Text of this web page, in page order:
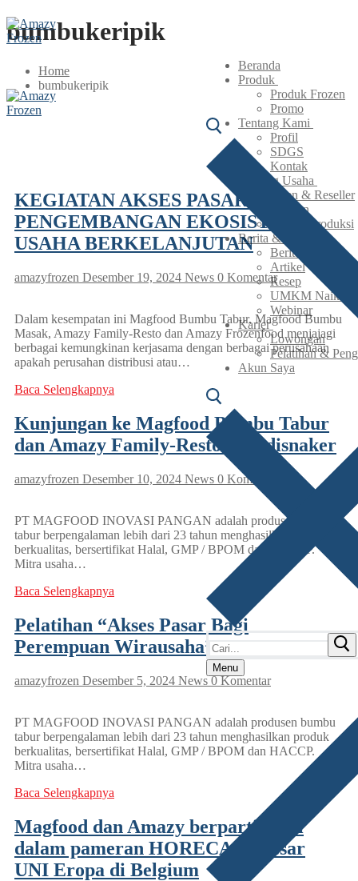
Lompat
ke
Menu
Tutup
Beranda
Produk
Produk Frozen
Promo
Tentang Kami
Profil
SDGS
Kontak
Peluang Usaha
Agen & Reseller
Maklon
Lisensi Produksi
Berita & Artikel
Berita
Artikel
Resep
UMKM Naik
Webinar
Karier
Lowongan
Pelatihan &
Akun Saya
Cari:
Menu
bumbukeripik
Home
bumbukeripik
KEGIATAN AKSES PASAR &
PENGEMBANGAN EKOSISTEM
USAHA BERKELANJUTAN
amazyfrozen Desember 19, 2024 News 0 Komentar
Dalam kesempatan ini Magfood Bumbu Tabur, Magfood Bumbu
Masak, Amazy Family-Resto dan Amazy Frozenfood menjajagi
berbagai kemungkinan kerjasama dengan berbagai perusahaan
apakah perusahan distribusi atau…
Baca Selengkapnya
Kunjungan ke Magfood Bumbu Tabur
dan Amazy Family-Resto dari disnaker
amazyfrozen Desember 10, 2024 News 0 Komentar
PT MAGFOOD INOVASI PANGAN adalah produsen bumbu
tabur berpengalaman lebih dari 23 tahun menghasilkan produk
berkualitas, bersertifikat Halal, GMP / BPOM dan HACCP.
Mitra usaha…
Baca Selengkapnya
Pelatihan “Akses Pasar Bagi
Perempuan Wirausaha”
amazyfrozen Desember 5, 2024 News0 Komentar
PT MAGFOOD INOVASI PANGAN adalah produsen bumbu
tabur berpengalaman lebih dari 23 tahun menghasilkan produk
berkualitas, bersertifikat Halal, GMP / BPOM dan HACCP.
Mitra usaha…
Baca Selengkapnya
Magfood dan Amazy berpartisipasi
dalam pameran HORECA terbesar
UNI Eropa di Belgium